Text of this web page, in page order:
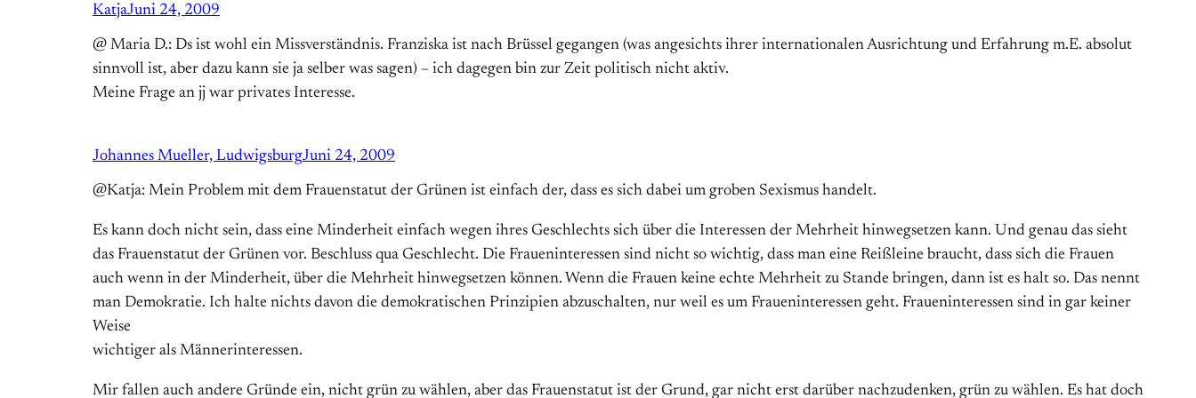
KatjaJuni 24, 2009
@ Maria D.: Ds ist wohl ein Missverständnis. Franziska ist nach Brüssel gegangen (was angesichts ihrer internationalen Ausrichtung und Erfahrung m.E. absolut
sinnvoll ist, aber dazu kann sie ja selber was sagen) – ich dagegen bin zur Zeit politisch nicht aktiv.
Meine Frage an jj war privates Interesse.
Johannes Mueller, LudwigsburgJuni 24, 2009
@Katja: Mein Problem mit dem Frauenstatut der Grünen ist einfach der, dass es sich dabei um groben Sexismus handelt.
Es kann doch nicht sein, dass eine Minderheit einfach wegen ihres Geschlechts sich über die Interessen der Mehrheit hinwegsetzen kann. Und genau das sieht
das Frauenstatut der Grünen vor. Beschluss qua Geschlecht. Die Fraueninteressen sind nicht so wichtig, dass man eine Reißleine braucht, dass sich die Frauen
auch wenn in der Minderheit, über die Mehrheit hinwegsetzen können. Wenn die Frauen keine echte Mehrheit zu Stande bringen, dann ist es halt so. Das nennt
man Demokratie. Ich halte nichts davon die demokratischen Prinzipien abzuschalten, nur weil es um Fraueninteressen geht. Fraueninteressen sind in gar keiner
Weise
wichtiger als Männerinteressen.
Mir fallen auch andere Gründe ein, nicht grün zu wählen, aber das Frauenstatut ist der Grund, gar nicht erst darüber nachzudenken, grün zu wählen. Es hat doch